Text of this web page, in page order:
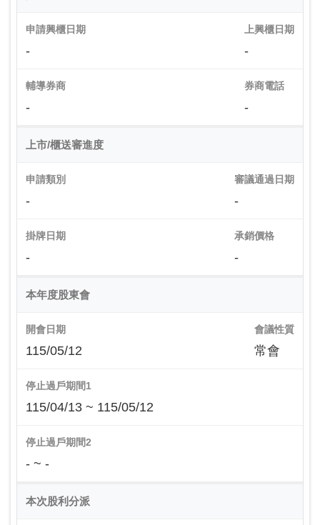
申請興櫃日期
-
上興櫃日期
-
輔導券商
-
券商電話
-
上市/櫃送審進度
申請類別
-
審議通過日期
-
掛牌日期
-
承銷價格
-
本年度股東會
開會日期
115/05/12
會議性質
常會
停止過戶期間1
115/04/13 ~ 115/05/12
停止過戶期間2
- ~ -
本次股利分派